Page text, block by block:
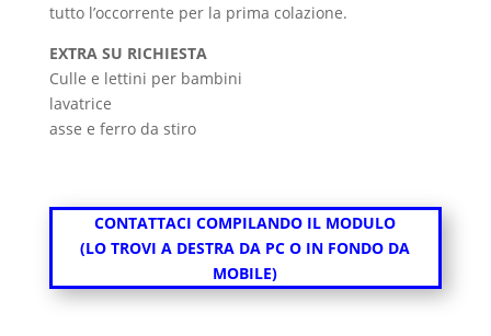
tutto l’occorrente per la prima colazione.
EXTRA SU RICHIESTA
Culle e lettini per bambini
lavatrice
asse e ferro da stiro
CONTATTACI COMPILANDO IL MODULO
(LO TROVI A DESTRA DA PC O IN FONDO DA
MOBILE)